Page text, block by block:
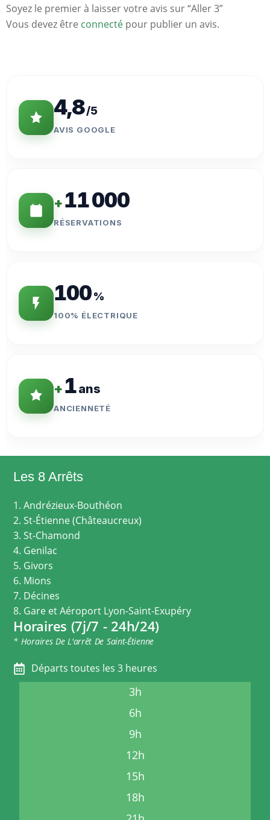
Soyez le premier à laisser votre avis sur “Aller 3”
Vous devez être connecté pour publier un avis.
4,8/5
AVIS GOOGLE
+11 000
RÉSERVATIONS
100%
100% ÉLECTRIQUE
+1ans
ANCIENNETÉ
Les 8 Arrêts
1. Andrézieux-Bouthéon
2. St-Étienne (Châteaucreux)
3. St-Chamond
4. Genilac
5. Givors
6. Mions
7. Décines
8. Gare et Aéroport Lyon-Saint-Exupéry
Horaires (7j/7 - 24h/24)
* Horaires De L'arrêt De Saint-Étienne
Départs toutes les 3 heures
3h
6h
9h
12h
15h
18h